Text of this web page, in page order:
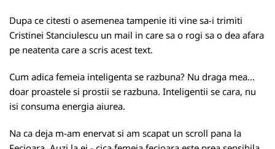
Dupa ce citesti o asemenea tampenie iti vine sa-i trimiti
Cristinei Stanciulescu un mail in care sa o rogi sa o dea afara
pe neatenta care a scris acest text.
Cum adica femeia inteligenta se razbuna? Nu draga mea...
doar proastele si prostii se razbuna. Inteligentii se cara, nu
isi consuma energia aiurea.
Na ca deja m-am enervat si am scapat un scroll pana la